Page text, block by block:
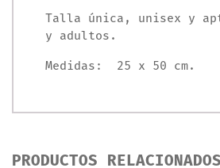
Talla única, unisex y
y adultos.
Medidas: 25 x 50 cm.
PRODUCTOS RELACIONADOS